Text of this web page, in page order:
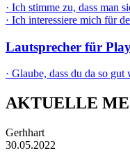
· Ich stimme zu, dass man
· Ich interessiere mich für
Lautsprecher für
· Glaube, dass du da so gut
AKTUELLE
Gerhhart
30.05.2022